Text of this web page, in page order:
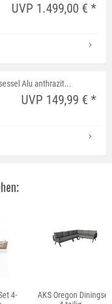
UVP 1.499,00 € *
Alu anthrazit...
UVP 149,99 € *
4-
AKS Oregon Diningset